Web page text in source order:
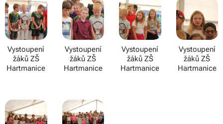
Vystoupení
žáků ZŠ
Hartmanice
Vystoupení
žáků ZŠ
Hartmanice
Vystoupení
žáků ZŠ
Hartmanice
Vystoupení
žáků ZŠ
Hartmanice